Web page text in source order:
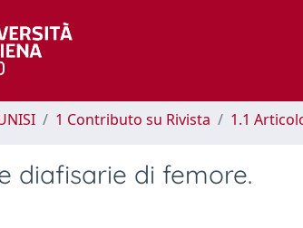
1 Contributo su Rivista 1.1
diafisarie di femore.